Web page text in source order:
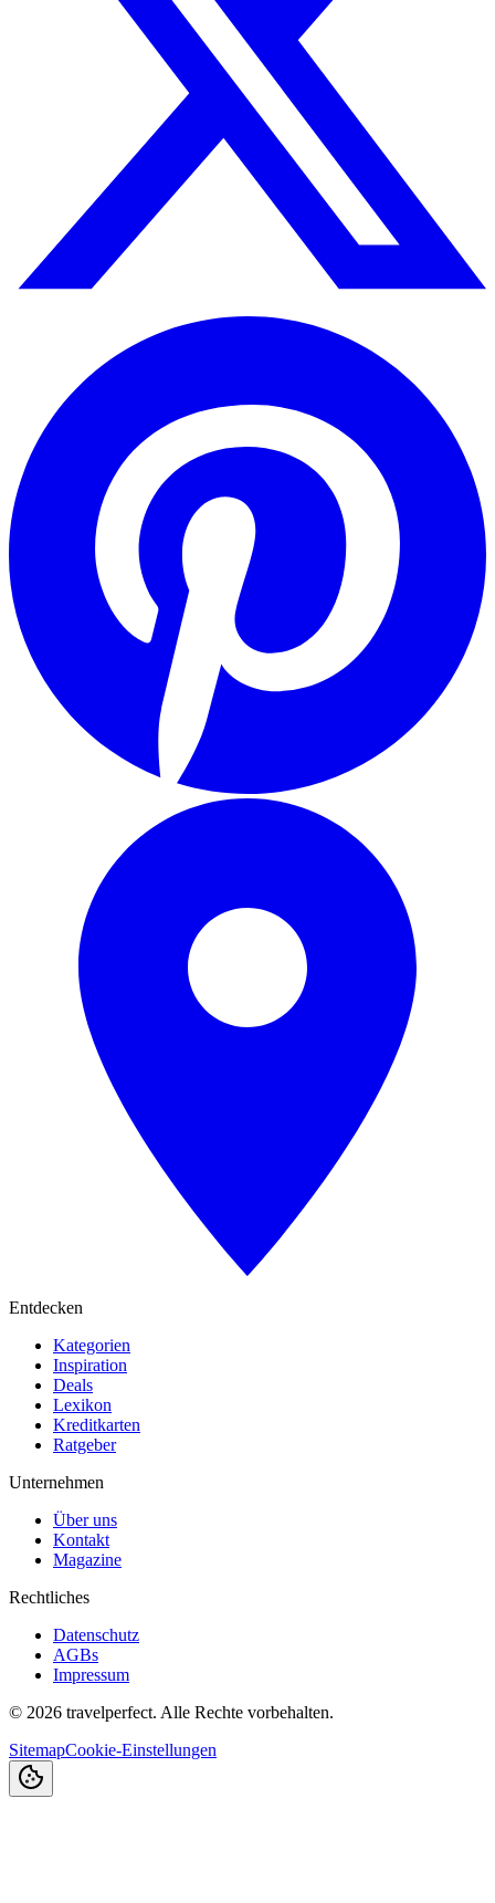
Entdecken
Kategorien
Inspiration
Deals
Lexikon
Kreditkarten
Ratgeber
Unternehmen
Über uns
Kontakt
Magazine
Rechtliches
Datenschutz
AGBs
Impressum
© 2026 travelperfect. Alle Rechte vorbehalten.
SitemapCookie-Einstellungen